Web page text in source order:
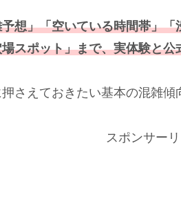
想」「空いている時間帯」
スポット」まで、実体験と
さえておきたい基本の混雑傾
スポンサー